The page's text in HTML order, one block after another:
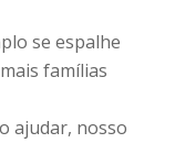
se espalhe
famílias
ajudar, nosso